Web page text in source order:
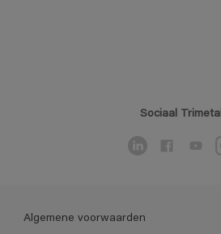
Sociaal Trimetal
Algemene voorwaarden